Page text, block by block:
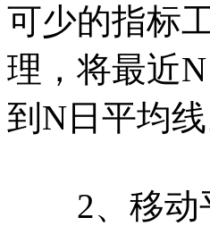
可少的指标
理，将最近
到N日平均
2、移动平